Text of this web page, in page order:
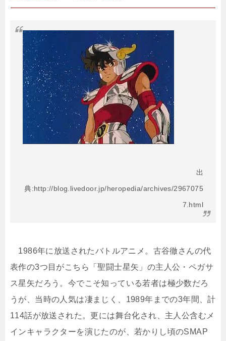
出
典:http://blog.livedoor.jp/heropedia/archives/2967075
7.html
1986年に放送されたバトルアニメ。古谷徹さんの代
表作の3つ目がこちら「聖闘士星矢」の主人公・ペガサ
ス星矢だろう。今でこそ知っている若者は極少数だろ
うが、当時の人気は凄まじく、1989年までの3年間、計
114話が放送された。更には舞台化され、主人公含むメ
インキャラクターを演じたのが、若かりし頃のSMAP